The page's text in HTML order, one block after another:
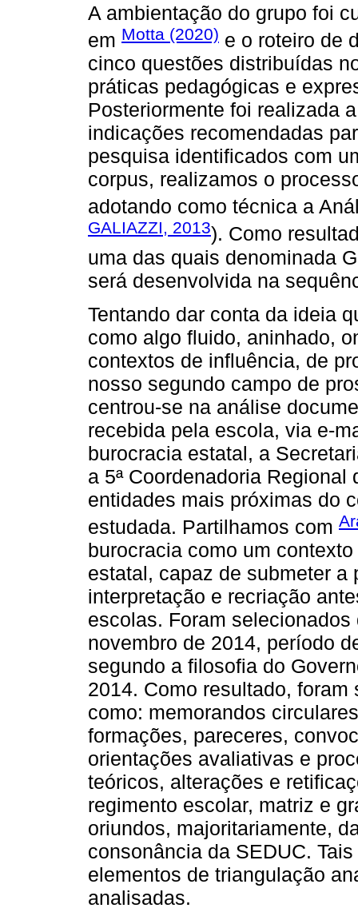
A ambientação do grupo foi
em Motta (2020) e o roteiro de
cinco questões distribuídas
práticas pedagógicas e
Posteriormente foi realizada
indicações recomendadas
pesquisa identificados com
corpus, realizamos o
adotando como técnica a
GALIAZZI, 2013). Como
uma das quais denominada
será desenvolvida na
Tentando dar conta da ideia
como algo fluido, aninhado,
contextos de influência, de
nosso segundo campo de
centrou-se na análise
recebida pela escola, via e-
burocracia estatal, a
a 5ª Coordenadoria Regional
entidades mais próximas do
estudada. Partilhamos com
burocracia como um
estatal, capaz de submeter
interpretação e recriação
escolas. Foram
novembro de 2014, período
segundo a filosofia do
2014. Como resultado,
como: memorandos
formações, pareceres,
orientações avaliativas e
teóricos, alterações e
regimento escolar, matriz e
oriundos, majoritariamente,
consonância da SEDUC.
elementos de triangulação
analisadas.